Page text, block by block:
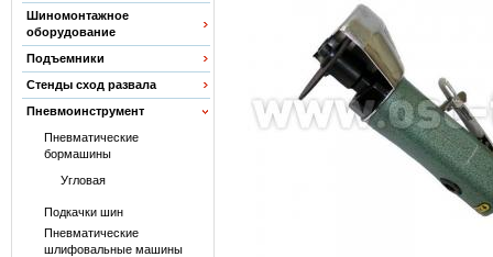
Шиномонтажное
оборудование
Подъемники
Стенды сход развала
Пневмоинструмент
Пневматические
бормашины
Угловая
Подкачки шин
Пневматические
шлифовальные машины